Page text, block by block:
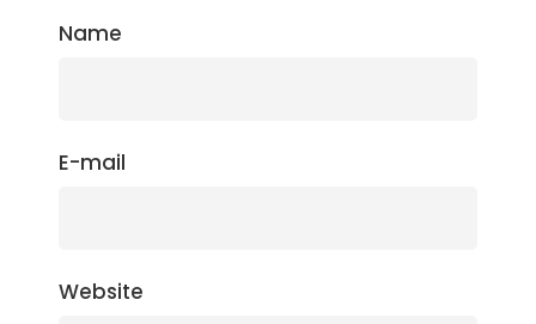
Name
E-mail
Website